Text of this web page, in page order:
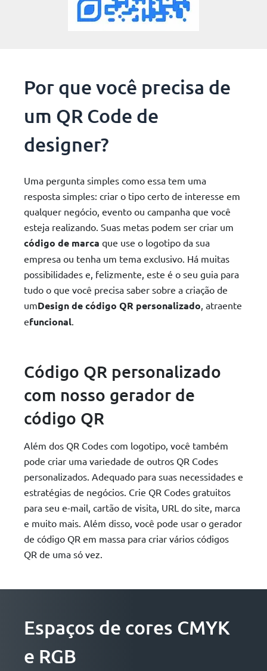
Por que você precisa de
um QR Code de
designer?
Uma pergunta simples como essa tem uma
resposta simples: criar o tipo certo de interesse em
qualquer negócio, evento ou campanha que você
esteja realizando. Suas metas podem ser criar um
código de marca que use o logotipo da sua
empresa ou tenha um tema exclusivo. Há muitas
possibilidades e, felizmente, este é o seu guia para
tudo o que você precisa saber sobre a criação de
umDesign de código QR personalizado, atraente
efuncional.
Código QR personalizado
com nosso gerador de
código QR
Além dos QR Codes com logotipo, você também
pode criar uma variedade de outros QR Codes
personalizados. Adequado para suas necessidades e
estratégias de negócios. Crie QR Codes gratuitos
para seu e-mail, cartão de visita, URL do site, marca
e muito mais. Além disso, você pode usar o gerador
de código QR em massa para criar vários códigos
QR de uma só vez.
Espaços de cores CMYK
e RGB